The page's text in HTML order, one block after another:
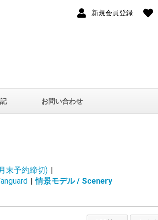
新規会員登録
お問い合わせ
末予約締切) |
| 情景モデル / Scenery